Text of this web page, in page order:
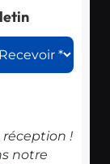
!
notre